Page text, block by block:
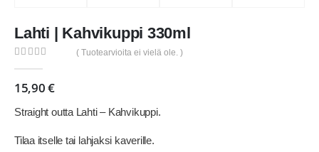
Lahti | Kahvikuppi 330ml
( Tuotearvioita ei vielä ole. )
15,90€
Straight outta Lahti – Kahvikuppi.
Tilaa itselle tai lahjaksi kaverille.